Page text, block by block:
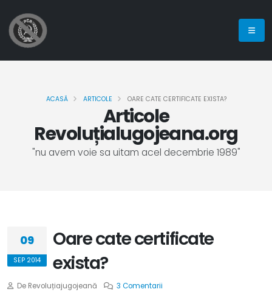
Articole
Revoluțialugojeana.org
"nu avem voie sa uitam acel decembrie 1989"
ACASĂ ARTICOLE OARE CATE CERTIFICATE EXISTA?
09
SEP 2014
Oare cate certificate
exista?
De Revoluțiajugojeană 3 Comentarii